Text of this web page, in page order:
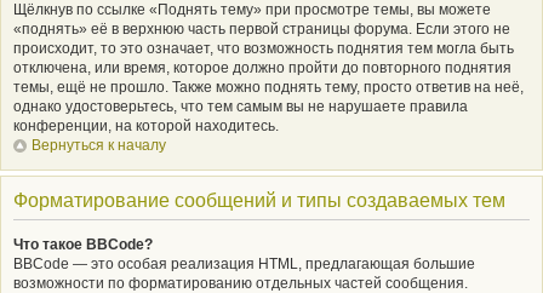
Щёлкнув по ссылке «Поднять тему» при просмотре темы, вы можете
«поднять» её в верхнюю часть первой страницы форума. Если этого не
происходит, то это означает, что возможность поднятия тем могла быть
отключена, или время, которое должно пройти до повторного поднятия
темы, ещё не прошло. Также можно поднять тему, просто ответив на неё,
однако удостоверьтесь, что тем самым вы не нарушаете правила
конференции, на которой находитесь.
Вернуться к началу
Форматирование сообщений и типы создаваемых тем
Что такое BBCode?
BBCode — это особая реализация HTML, предлагающая большие
возможности по форматированию отдельных частей сообщения.